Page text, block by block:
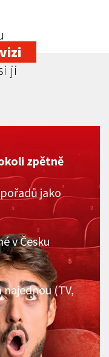
ji
zpětně
pořadů jako
v Česku
(TV,